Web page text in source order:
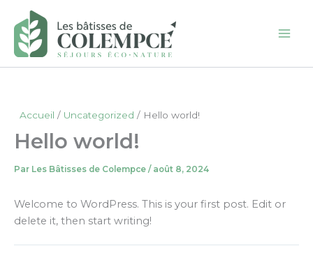
contenu
Accueil Uncategorized Hello world!
Hello world!
Par Les Bâtisses de Colempce / août 8, 2024
Welcome to WordPress. This is your first post. Edit or
delete it, then start writing!